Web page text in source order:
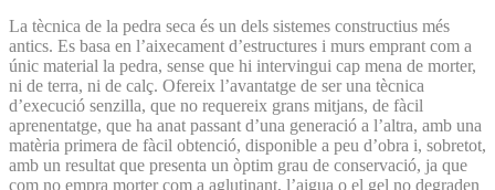
La tècnica de la pedra seca és un dels sistemes constructius més
antics. Es basa en l’aixecament d’estructures i murs emprant com a
únic material la pedra, sense que hi intervingui cap mena de morter,
ni de terra, ni de calç. Ofereix l’avantatge de ser una tècnica
d’execució senzilla, que no requereix grans mitjans, de fàcil
aprenentatge, que ha anat passant d’una generació a l’altra, amb una
matèria primera de fàcil obtenció, disponible a peu d’obra i, sobretot,
amb un resultat que presenta un òptim grau de conservació, ja que
com no empra morter com a aglutinant, l’aigua o el gel no degraden